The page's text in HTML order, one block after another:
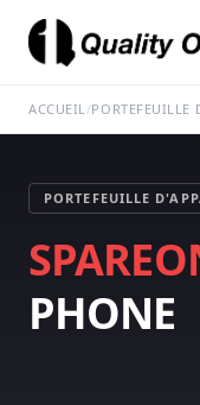
ACCUEIL/PORTEFEUILLE
PORTEFEUILLE
PHONE